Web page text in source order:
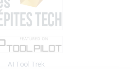
AI Tool Trek